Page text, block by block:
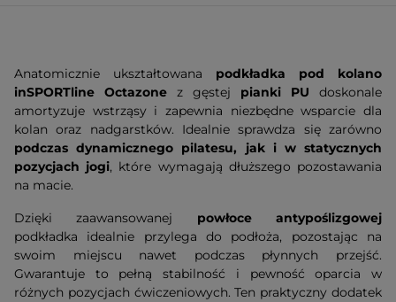
Anatomicznie ukształtowana podkładka pod kolano
inSPORTline Octazone z gęstej pianki PU doskonale
amortyzuje wstrząsy i zapewnia niezbędne wsparcie dla
kolan oraz nadgarstków. Idealnie sprawdza się zarówno
podczas dynamicznego pilatesu, jak i w statycznych
pozycjach jogi, które wymagają dłuższego pozostawania
na macie.
Dzięki zaawansowanej powłoce antypoślizgowej
podkładka idealnie przylega do podłoża, pozostając na
swoim miejscu nawet podczas płynnych przejść.
Gwarantuje to pełną stabilność i pewność oparcia w
różnych pozycjach ćwiczeniowych. Ten praktyczny dodatek